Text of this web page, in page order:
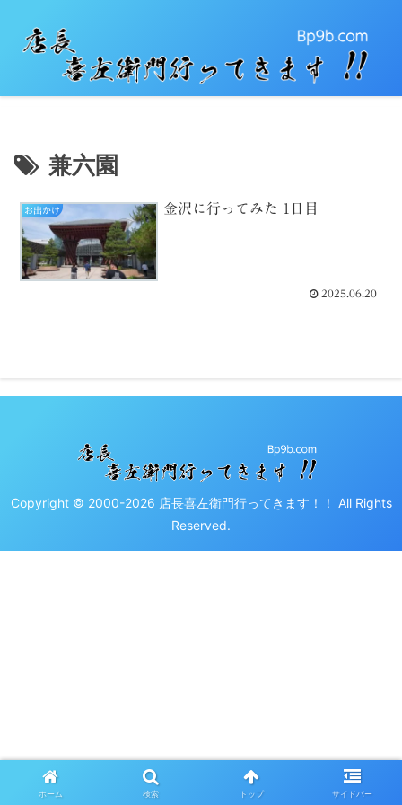
兼六園
お出かけ 金沢に行ってみた 1日目
2025.06.20
Copyright © 2000-2026 店長喜左衛門行ってきます！！ All Rights
Reserved.
ホーム 検索 トップ サイドバー